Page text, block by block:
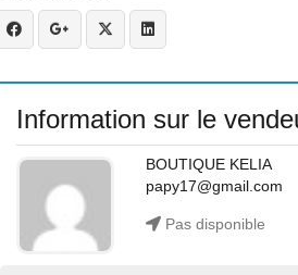
Information sur le
BOUTIQUE KELIA
papy17@gmail.com
Pas disponible